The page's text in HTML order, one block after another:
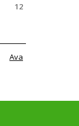
12
Ava